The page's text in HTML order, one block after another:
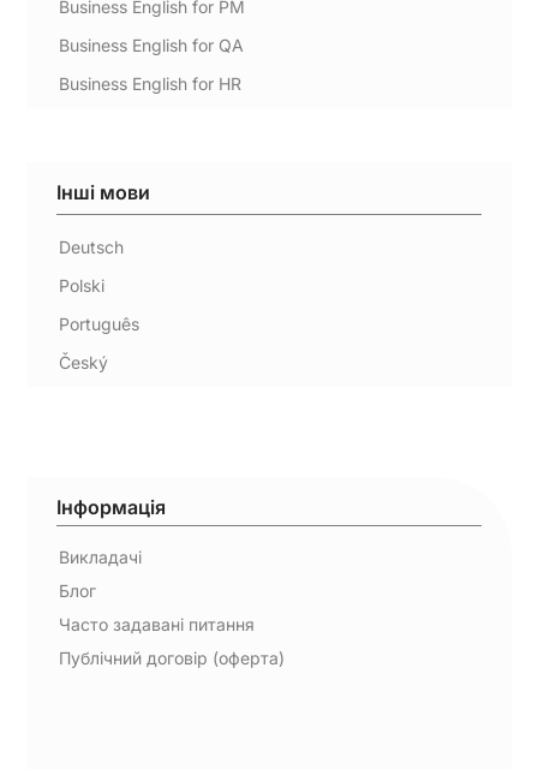
Business English for PM
Business English for QA
Business English for HR
Інші мови
Deutsch
Polski
Português
Český
Інформація
Викладачі
Блог
Часто задавані питання
Публічний договір (оферта)